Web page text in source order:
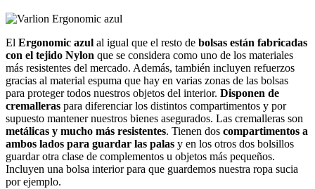
El Ergonomic azul al igual que el resto de bolsas están fabricadas
con el tejido Nylon que se considera como uno de los materiales
más resistentes del mercado. Además, también incluyen refuerzos
gracias al material espuma que hay en varias zonas de las bolsas
para proteger todos nuestros objetos del interior. Disponen de
cremalleras para diferenciar los distintos compartimentos y por
supuesto mantener nuestros bienes asegurados. Las cremalleras son
metálicas y mucho más resistentes. Tienen dos compartimentos a
ambos lados para guardar las palas y en los otros dos bolsillos
guardar otra clase de complementos u objetos más pequeños.
Incluyen una bolsa interior para que guardemos nuestra ropa sucia
por ejemplo.